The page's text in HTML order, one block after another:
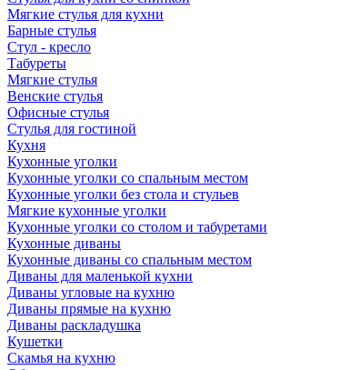
Мягкие стулья для кухни
Барные стулья
Стул - кресло
Табуреты
Мягкие стулья
Венские стулья
Офисные стулья
Стулья для гостиной
Кухня
Кухонные уголки
Кухонные уголки со спальным местом
Кухонные уголки без стола и стульев
Мягкие кухонные уголки
Кухонные уголки со столом и табуретами
Кухонные диваны
Кухонные диваны со спальным местом
Диваны для маленькой кухни
Диваны угловые на кухню
Диваны прямые на кухню
Диваны раскладушка
Кушетки
Скамья на кухню